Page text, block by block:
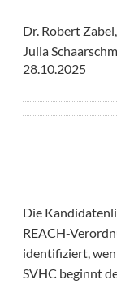
Dr. Robert
Julia
28.10.2025
Die
REACH-
identifiziert,
SVHC beginnt